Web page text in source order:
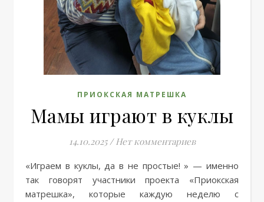
ПРИОКСКАЯ МАТРЕШКА
Мамы играют в куклы
14.10.2025 / Нет комментариев
«Играем в куклы, да в не простые! » — именно
так говорят участники проекта «Приокская
матрешка», которые каждую неделю с